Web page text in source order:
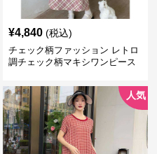
¥4,840 (税込)
チェック柄ファッション レトロ
調チェック柄マキシワンピース
人気